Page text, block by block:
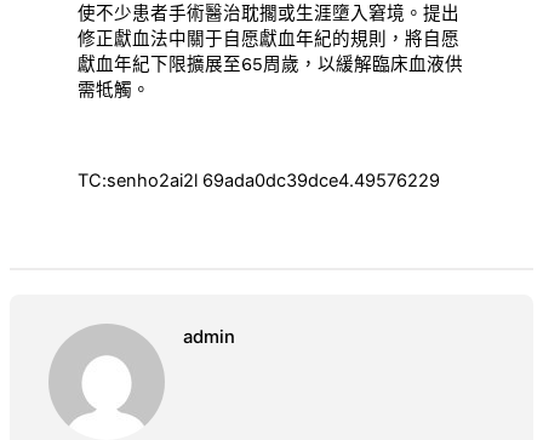
使不少患者手術醫治耽擱或生涯墮入窘境。提出
修正獻血法中關于自愿獻血年紀的規則，將自愿
獻血年紀下限擴展至65周歲，以緩解臨床血液供
需牴觸。
TC:senho2ai2l 69ada0dc39dce4.49576229
admin